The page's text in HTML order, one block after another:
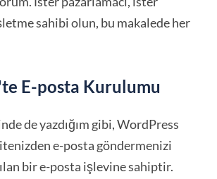
sahibi olun, bu makalede her
E-posta Kurulumu
de yazdığım gibi, WordPress
e-posta göndermenizi
bir e-posta işlevine sahiptir.